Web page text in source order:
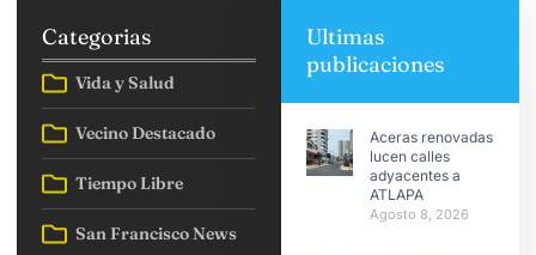
Categorias
Vida y Salud
Vecino Destacado
Tiempo Libre
San Francisco News
Ultimas
publicaciones
Aceras renovadas
lucen calles
adyacentes a
ATLAPA
Agosto 8, 2026